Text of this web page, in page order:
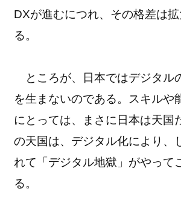
DXが進むにつれ、その格差は
る。
ところが、日本ではデジタル
を生まないのである。スキルや
にとっては、まさに日本は天国
の天国は、デジタル化により、
れて「デジタル地獄」がやって
る。